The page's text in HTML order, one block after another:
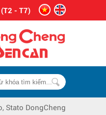
- T7)
Stato DongCheng